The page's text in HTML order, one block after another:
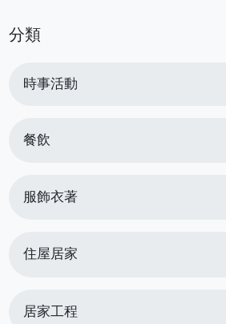
分類
時事活動
餐飲
服飾衣著
住屋居家
居家工程